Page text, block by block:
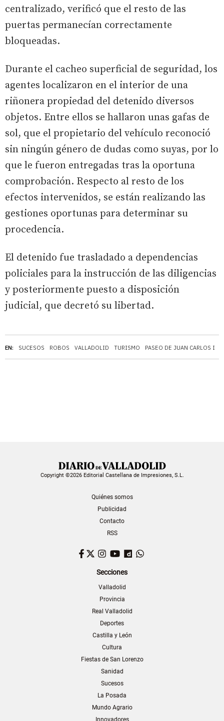
EN: SUCESOS ROBOS VALLADOLID TURISMO PASEO DE JUAN CARLOS I
centralizado, verificó que el resto de las
puertas permanecían correctamente
bloqueadas.
Durante el cacheo superficial de seguridad, los
agentes localizaron en el interior de una
riñonera propiedad del detenido diversos
objetos. Entre ellos se hallaron unas gafas de
sol, que el propietario del vehículo reconoció
sin ningún género de dudas como suyas, por lo
que le fueron entregadas tras la oportuna
comprobación. Respecto al resto de los
efectos intervenidos, se están realizando las
gestiones oportunas para determinar su
procedencia.
El detenido fue trasladado a dependencias
policiales para la instrucción de las diligencias
y posteriormente puesto a disposición
judicial, que decretó su libertad.
Copyright ©2026 Editorial Castellana de Impresiones, S.L.
Quiénes somos
Publicidad
Contacto
RSS
Facebook
TwitterInstagram
YouTubeDailymotion
Secciones
Valladolid
Provincia
Real Valladolid
Deportes
Castilla y León
Cultura
Fiestas de San Lorenzo
Sanidad
Sucesos
La Posada
Mundo Agrario